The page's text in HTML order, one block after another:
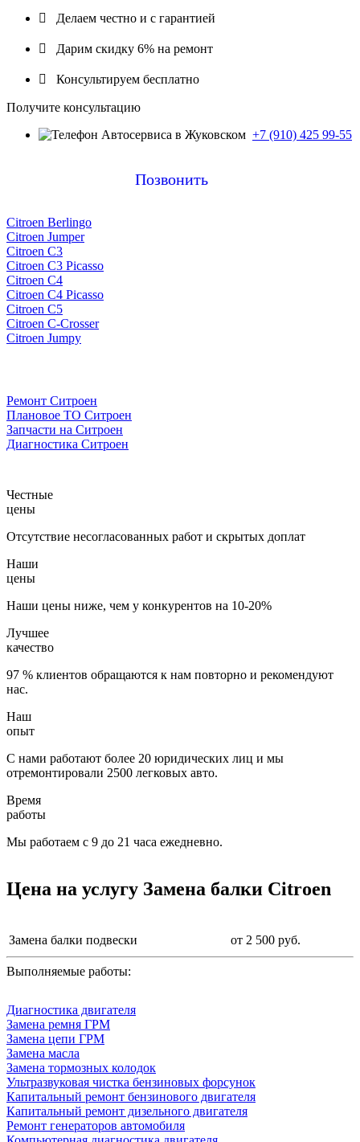
 Делаем честно и с гарантией
 Дарим скидку 6% на ремонт
 Консультируем бесплатно
Получите консультацию
+7 (910) 425 99-55
Позвонить
Citroen Berlingo
Citroen Jumper
Citroen C3
Citroen C3 Picasso
Citroen C4
Citroen C4 Picasso
Citroen C5
Citroen C-Crosser
Citroen Jumpy
Ремонт Ситроен
Плановое ТО Ситроен
Запчасти на Ситроен
Диагностика Ситроен
Честные
цены
Отсутствие несогласованных работ и скрытых доплат
Наши
цены
Наши цены ниже, чем у конкурентов на 10-20%
Лучшее
качество
97 % клиентов обращаются к нам повторно и рекомендуют
нас.
Наш
опыт
С нами работают более 20 юридических лиц и мы
отремонтировали 2500 легковых авто.
Время
работы
Мы работаем с 9 до 21 часа ежедневно.
Цена на услугу Замена балки Citroen
Замена балки подвески от 2 500 руб.
Выполняемые работы:
Диагностика двигателя
Замена ремня ГРМ
Замена цепи ГРМ
Замена масла
Замена тормозных колодок
Ультразвуковая чистка бензиновых форсунок
Капитальный ремонт бензинового двигателя
Капитальный ремонт дизельного двигателя
Ремонт генераторов автомобиля